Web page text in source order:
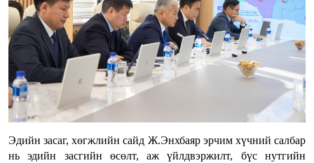
Эдийн засаг, хөгжлийн сайд Ж.Энхбаяр эрчим хүчний салбар
нь эдийн засгийн өсөлт, аж үйлдвэржилт, бүс нутгийн